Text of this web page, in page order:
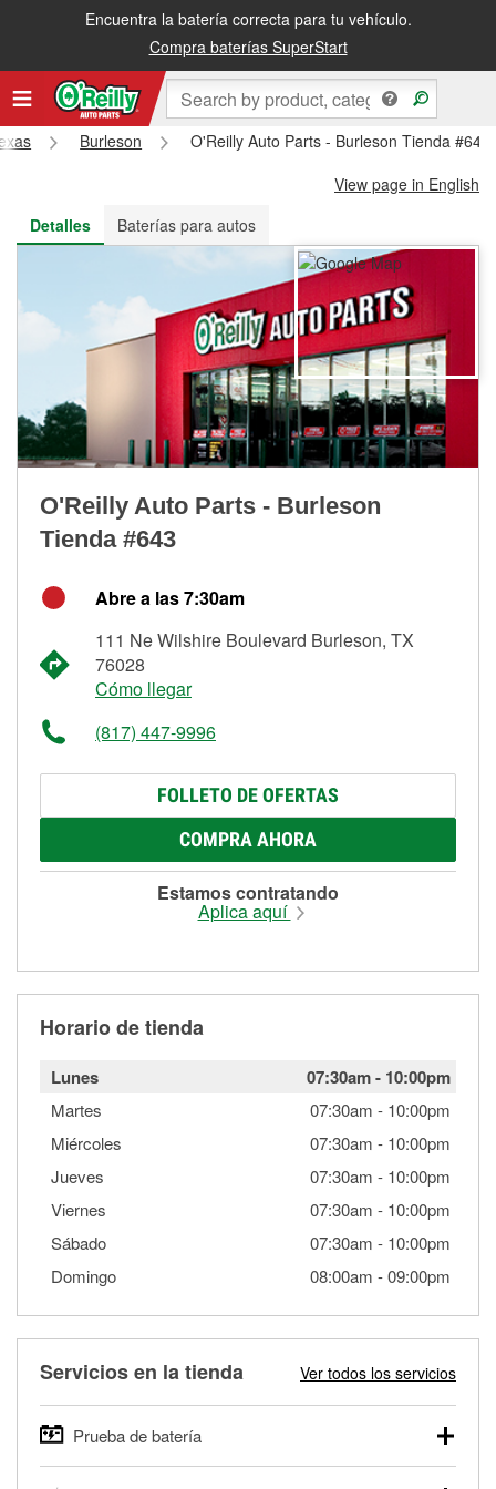
Encuentra la batería correcta para tu vehículo.
Compra baterías SuperStart
Recibe tu orden gratis al día siguiente o recógela en la tienda
Burleson
O'Reilly Auto Parts - Burleson Tienda #643
View page in English
Detalles
Baterías para autos
O'Reilly Auto Parts - Burleson
Tienda #643
Abre a las 7:30am
111 Ne Wilshire Boulevard Burleson, TX
76028
Cómo llegar
(817) 447-9996
FOLLETO DE OFERTAS
COMPRA AHORA
Estamos contratando
Aplica aquí
Horario de tienda
Lunes 07:30am- 10:00pm
Martes 07:30am - 10:00pm
Miércoles
07:30am - 10:00pm
Jueves
07:30am - 10:00pm
Viernes
07:30am - 10:00pm
Sábado
07:30am - 10:00pm
Domingo
08:00am -09:00pm
Servicios en la tienda Ver todos los servicios
Prueba de batería